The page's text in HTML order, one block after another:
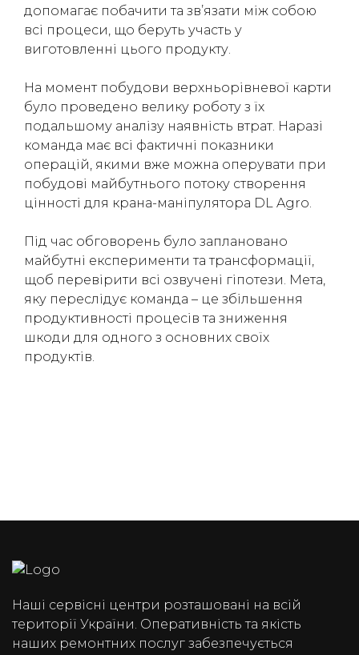
допомагає побачити та зв’язати між собою
всі процеси, що беруть участь у
виготовленні цього продукту.
На момент побудови верхньорівневої карти
було проведено велику роботу з їх
подальшому аналізу наявність втрат. Наразі
команда має всі фактичні показники
операцій, якими вже можна оперувати при
побудові майбутнього потоку створення
цінності для крана-маніпулятора DL Agro.
Під час обговорень було заплановано
майбутні експерименти та трансформації,
щоб перевірити всі озвучені гіпотези. Мета,
яку переслідує команда – це збільшення
продуктивності процесів та зниження
шкоди для одного з основних своїх
продуктів.
Наші сервісні центри розташовані на всій
території України. Оперативність та якість
наших ремонтних послуг забезпечується